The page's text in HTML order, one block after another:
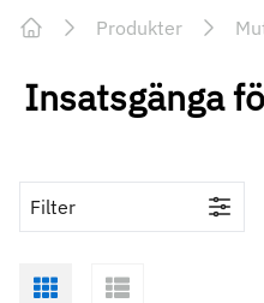
Produkter
Insatsgänga
Filter